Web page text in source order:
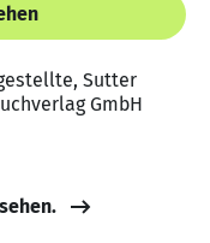
Sutter
GmbH